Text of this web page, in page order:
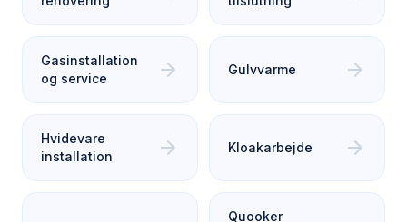
Gasinstallation
og service
arrow_forward Gulvvarme arrow_forward
Hvidevare
installation
arrow_forward Kloakarbejde arrow_forward
Quooker